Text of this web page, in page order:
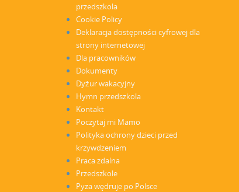
przedszkola
Cookie Policy
Deklaracja dostępności cyfrowej dla
strony internetowej
Dla pracowników
Dokumenty
Dyżur wakacyjny
Hymn przedszkola
Kontakt
Poczytaj mi Mamo
Polityka ochrony dzieci przed
krzywdzeniem
Praca zdalna
Przedszkole
Pyza wędruje po Polsce